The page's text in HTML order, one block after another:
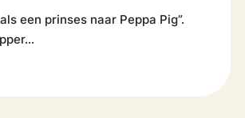
een prinses naar Peppa Pig”.